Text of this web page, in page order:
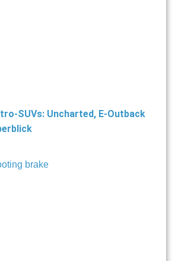
SUVs: Uncharted, E-Outback